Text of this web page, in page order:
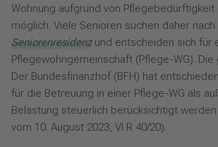
Wohnung aufgrund von
möglich. Viele Senioren suchen daher nach
Seniorenresidenzund entscheiden sich für
Pflegewohngemeinschaft (Pflege-WG). Die
Der Bundesfinanzhof (BFH) hat
für die Betreuung in einer Pflege-WG als
Belastung steuerlich berücksichtigt werden
vom 10. August 2023, VI R 40/20).